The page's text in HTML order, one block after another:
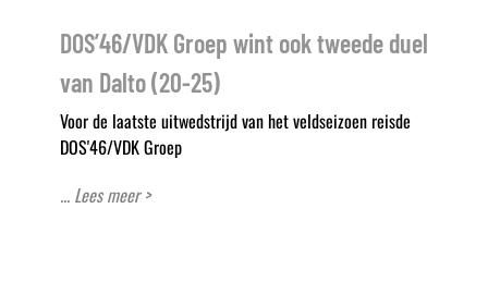
DOS’46/VDK Groep wint ook tweede duel
van Dalto (20-25)
Voor de laatste uitwedstrijd van het veldseizoen reisde
DOS'46/VDK Groep
... Lees meer >